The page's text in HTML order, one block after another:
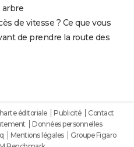
arbre
de vitesse ? Ce que vous
de prendre la route des
éditoriale Publicité
Contact
Données personnelles
Mentions légales
Groupe Figaro